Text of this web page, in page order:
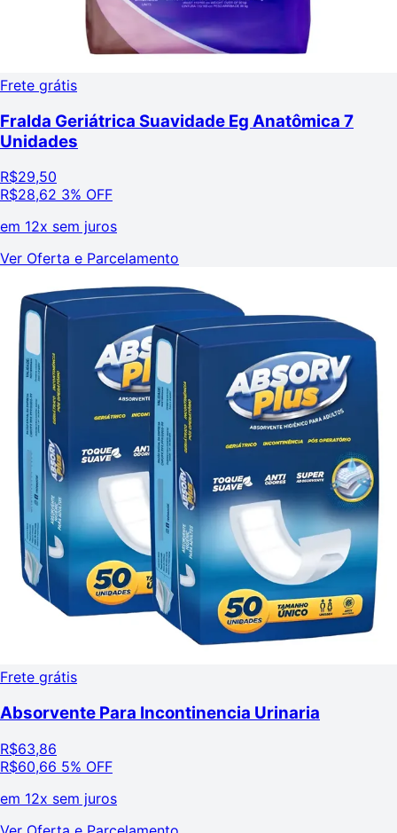
Frete grátis
Fralda Geriátrica Suavidade Eg Anatômica 7
Unidades
R$29,50
R$28,62 3% OFF
em 12x sem juros
Ver Oferta e Parcelamento
Frete grátis
Absorvente Para Incontinencia Urinaria
R$63,86
R$60,66 5% OFF
em 12x sem juros